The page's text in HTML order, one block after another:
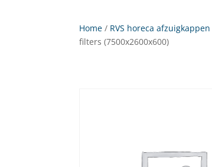
Home / RVS horeca afzuigkappen
filters (7500x2600x600)